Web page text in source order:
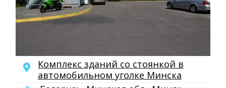
Комплекс зданий со стоянкой в
автомобильном уголке Минска